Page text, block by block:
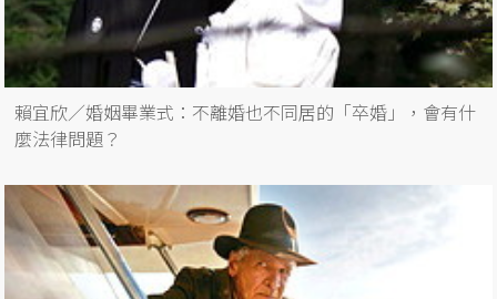
賴宜欣／婚姻畢業式：不離婚也不同居的「卒婚」，會有什
麼法律問題？